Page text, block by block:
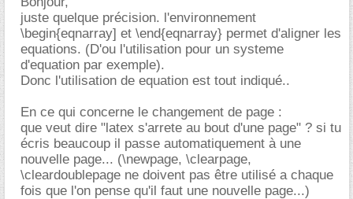
juste quelque précision. l'environnement
\begin{eqnarray] et \end{eqnarray} permet d'aligner les
equations. (D'ou l'utilisation pour un systeme
d'equation par exemple).
Donc l'utilisation de equation est tout indiqué..
En ce qui concerne le changement de page :
que veut dire "latex s'arrete au bout d'une page" ? si tu
écris beaucoup il passe automatiquement à une
nouvelle page... (\newpage, \clearpage,
\cleardoublepage ne doivent pas être utilisé a chaque
fois que l'on pense qu'il faut une nouvelle page...)